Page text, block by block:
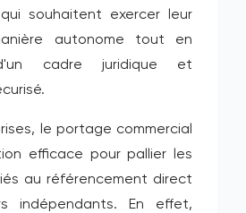
souhaitent exercer leur
autonome tout en
cadre juridique et
le portage commercial
efficace pour pallier les
au référencement direct
indépendants. En effet,